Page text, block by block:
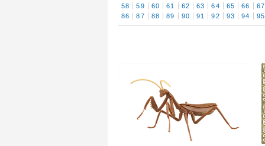
58
59 60 61 62 63 64 65 66 67
86
87 88 89 90 91 92 93 94 95